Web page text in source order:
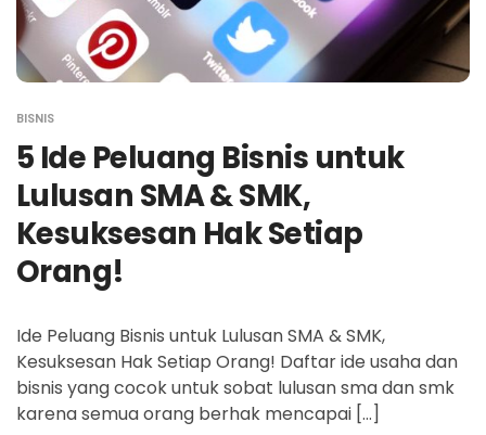
BISNIS
5 Ide Peluang Bisnis untuk
Lulusan SMA & SMK,
Kesuksesan Hak Setiap
Orang!
Ide Peluang Bisnis untuk Lulusan SMA & SMK,
Kesuksesan Hak Setiap Orang! Daftar ide usaha dan
bisnis yang cocok untuk sobat lulusan sma dan smk
karena semua orang berhak mencapai […]